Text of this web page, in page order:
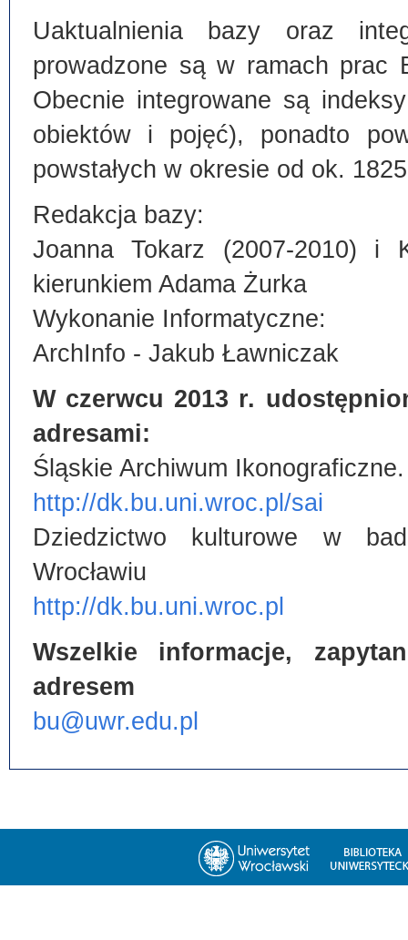
Uaktualnienia bazy oraz
prowadzone są w ramach prac
Obecnie integrowane są
obiektów i pojęć), ponadto
powstałych w okresie od ok.
Redakcja bazy:
Joanna Tokarz (2007-2010) i
kierunkiem Adama Żurka
Wykonanie Informatyczne:
ArchInfo - Jakub Ławniczak
W czerwcu 2013 r.
adresami:
Śląskie Archiwum Ikonograficzne.
http://dk.bu.uni.wroc.pl/sai
Dziedzictwo kulturowe w
Wrocławiu
http://dk.bu.uni.wroc.pl
Wszelkie informacje,
adresem
bu@uwr.edu.pl